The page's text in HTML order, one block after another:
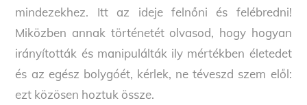
mindezekhez. Itt az ideje felnőni és felébredni!
Miközben annak történetét olvasod, hogy hogyan
irányították és manipulálták ily mértékben életedet
és az egész bolygóét, kérlek, ne téveszd szem elől:
ezt közösen hoztuk össze.